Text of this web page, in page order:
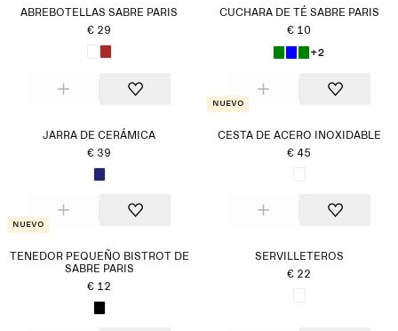
ABREBOTELLAS SABRE PARIS
€ 29
CUCHARA DE TÉ SABRE PARIS
€ 10
+2
JARRA DE CERÁMICA
€ 39
Nuevo
CESTA DE ACERO INOXIDABLE
€ 45
Nuevo
TENEDOR PEQUEÑO BISTROT DE
SABRE PARIS
€ 12
SERVILLETEROS
€ 22